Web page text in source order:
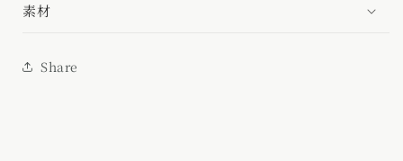
素材
Share